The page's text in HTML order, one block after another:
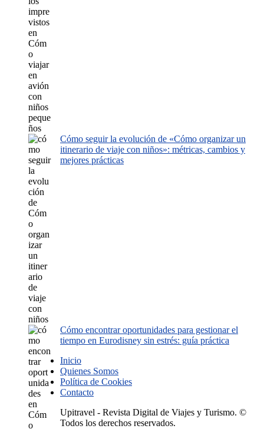
Cómo seguir la evolución de «Cómo organizar un
itinerario de viaje con niños»: métricas, cambios y
mejores prácticas
Cómo encontrar oportunidades para gestionar el
tiempo en Eurodisney sin estrés: guía práctica
Inicio
Quienes Somos
Política de Cookies
Contacto
Upitravel - Revista Digital de Viajes y Turismo. ©
Todos los derechos reservados.